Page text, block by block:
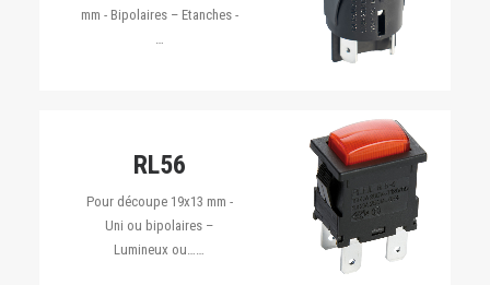
mm - Bipolaires – Etanches -
…
RL56
Pour découpe 19x13 mm -
Uni ou bipolaires –
Lumineux ou……